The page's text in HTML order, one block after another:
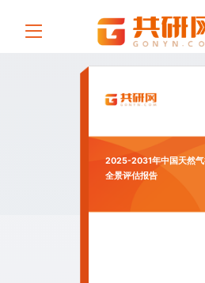
2025-2031年中国天然
全景评估报告